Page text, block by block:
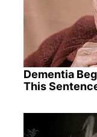
Dementia
This